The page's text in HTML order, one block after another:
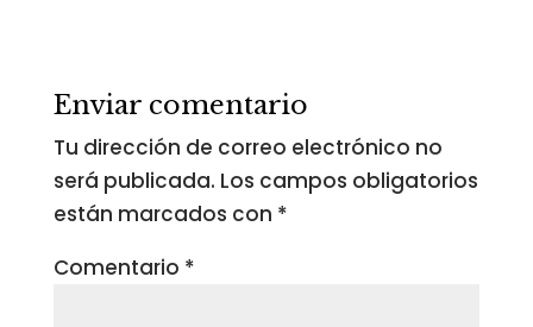
Enviar comentario
Tu dirección de correo electrónico no
será publicada. Los campos obligatorios
están marcados con *
Comentario *